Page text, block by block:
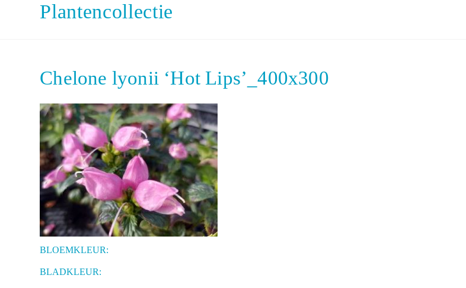
Plantencollectie
Chelone lyonii ‘Hot Lips’_400x300
BLOEMKLEUR:
BLADKLEUR: